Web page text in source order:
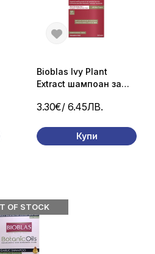
3.30€/ 6.45ЛВ.
Bioblas Ivy Plant
Extract шампоан за
против косопад 360
Купи
OF STOCK